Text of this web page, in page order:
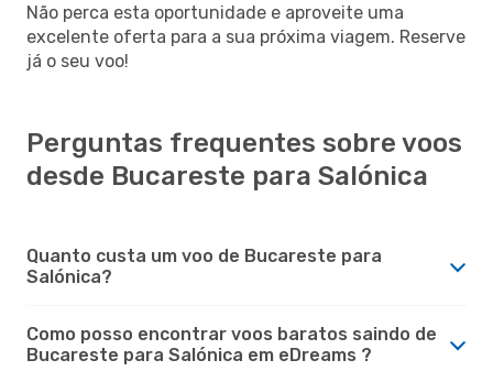
Não perca esta oportunidade e aproveite uma
excelente oferta para a sua próxima viagem. Reserve
já o seu voo!
Perguntas frequentes sobre voos
desde Bucareste para Salónica
Quanto custa um voo de Bucareste para
Salónica?
Como posso encontrar voos baratos saindo de
Bucareste para Salónica em eDreams ?